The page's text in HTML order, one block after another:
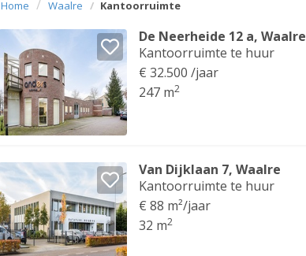
Home Waalre Kantoorruimte
De Neerheide 12 a, Waalre
Kantoorruimte te huur
€ 32.500 /jaar
247 m2
Van Dijklaan 7, Waalre
Kantoorruimte te huur
€ 88 m²/jaar
32 m2